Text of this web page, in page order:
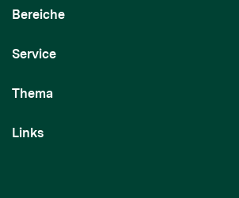
Bereiche
Service
Thema
Links